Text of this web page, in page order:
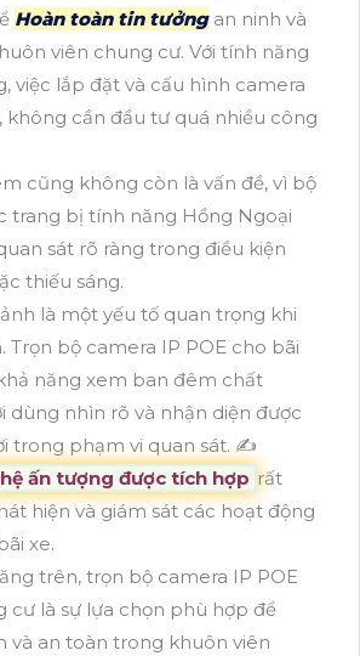
Hoàn toàn tin tưởngan ninh và
viên chung cư. Với tính năng
việc lắp đặt và cấu hình camera
không cần đầu tư quá nhiều công
cũng không còn là vấn đề, vì bộ
trang bị tính năng Hồng Ngoại
sát rõ ràng trong điều kiện
thiếu sáng.
là một yếu tố quan trọng khi
Trọn bộ camera IP POE cho bãi
năng xem ban đêm chất
dùng nhìn rõ và nhận diện được
trong phạm vi quan sát. ✍️
ấn tượng được tích hợp rất
hiện và giám sát các hoạt động
xe.
trên, trọn bộ camera IP POE
cư là sự lựa chọn phù hợp để
và an toàn trong khuôn viên